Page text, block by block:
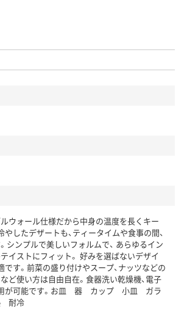
ウォール仕様だから中身の温度を長くキー
やしたデザートも、ティータイムや食事の間、
シンプルで美しいフォルムで、 あらゆるイン
イストにフィット。 好みを選ばないデザイ
です。前菜の盛り付けやスープ、ナッツなどの
ど使い方は自由自在。食器洗い乾燥機、電子
用が可能です。お皿 器 カップ 小皿 ガラ
耐冷